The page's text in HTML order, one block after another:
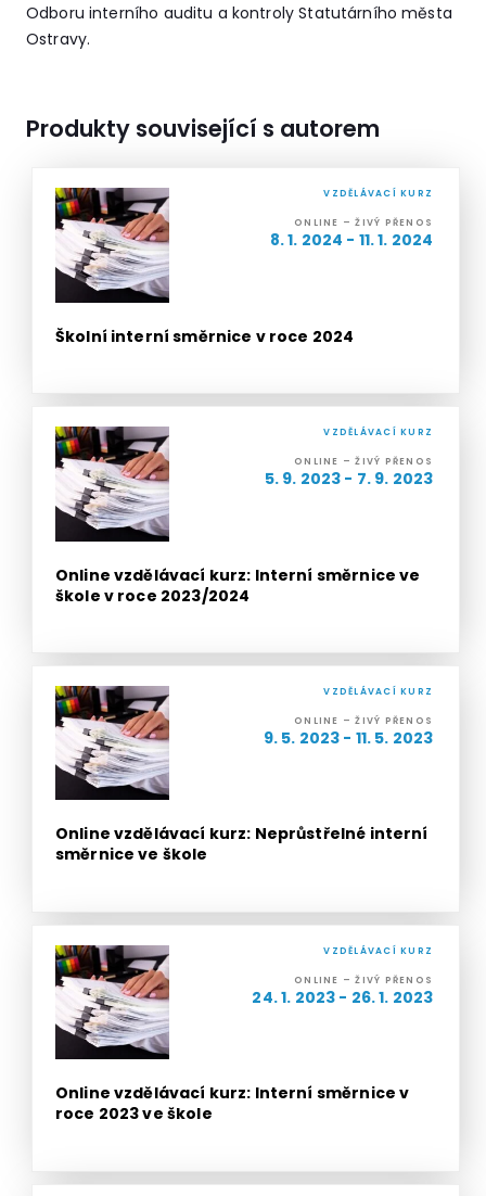
Odboru interního auditu a kontroly Statutárního města
Ostravy.
Produkty související s autorem
VZDĚLÁVACÍ KURZ
ONLINE – ŽIVÝ PŘENOS
8. 1. 2024 - 11. 1. 2024
Školní interní směrnice v roce 2024
VZDĚLÁVACÍ KURZ
ONLINE – ŽIVÝ PŘENOS
5. 9. 2023 - 7. 9. 2023
Online vzdělávací kurz: Interní směrnice ve
škole v roce 2023/2024
VZDĚLÁVACÍ KURZ
ONLINE – ŽIVÝ PŘENOS
9. 5. 2023 - 11. 5. 2023
Online vzdělávací kurz: Neprůstřelné interní
směrnice ve škole
VZDĚLÁVACÍ KURZ
ONLINE – ŽIVÝ PŘENOS
24. 1. 2023 - 26. 1. 2023
Online vzdělávací kurz: Interní směrnice v
roce 2023 ve škole